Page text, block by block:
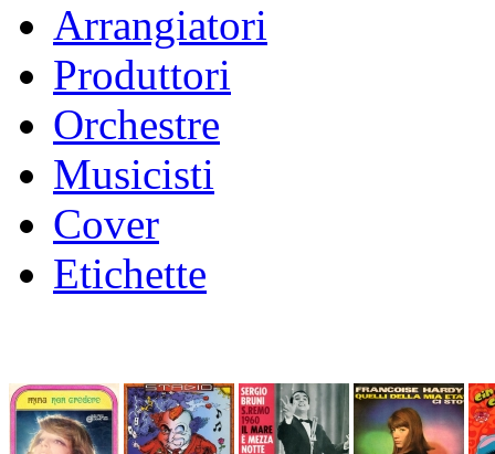
Arrangiatori
Produttori
Orchestre
Musicisti
Cover
Etichette